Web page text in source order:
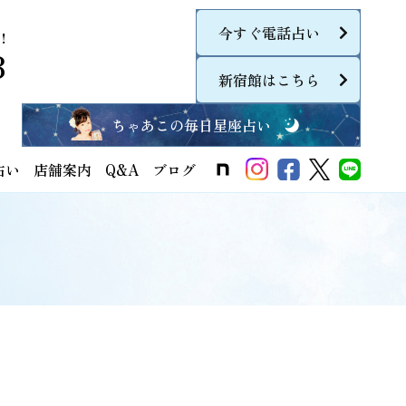
今すぐ電話占い
新宿館はこちら
ちゃあこの毎日星座占い
い 店舗案内 Q&A ブログ